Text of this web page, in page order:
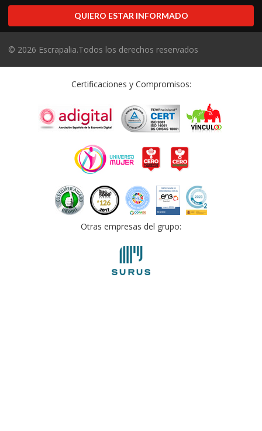
QUIERO ESTAR INFORMADO
© 2026 Escrapalia.Todos los derechos reservados
Certificaciones y Compromisos:
Otras empresas del grupo: